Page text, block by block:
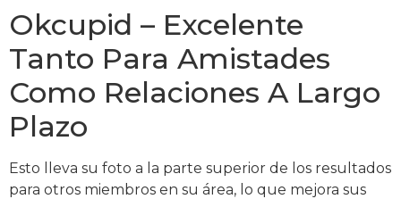
Okcupid – Excelente
Tanto Para Amistades
Como Relaciones A Largo
Plazo
Esto lleva su foto a la parte superior de los resultados
para otros miembros en su área, lo que mejora sus